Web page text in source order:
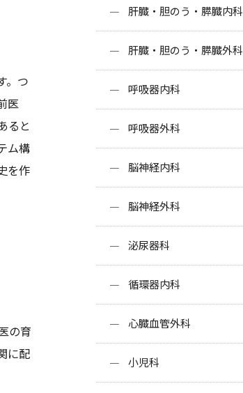
。つ
医
ると
ム構
を作
の育
に配
肝臓・胆のう・膵臓内科
肝臓・胆のう・膵臓外科
呼吸器内科
呼吸器外科
脳神経内科
脳神経外科
泌尿器科
循環器内科
心臓血管外科
小児科